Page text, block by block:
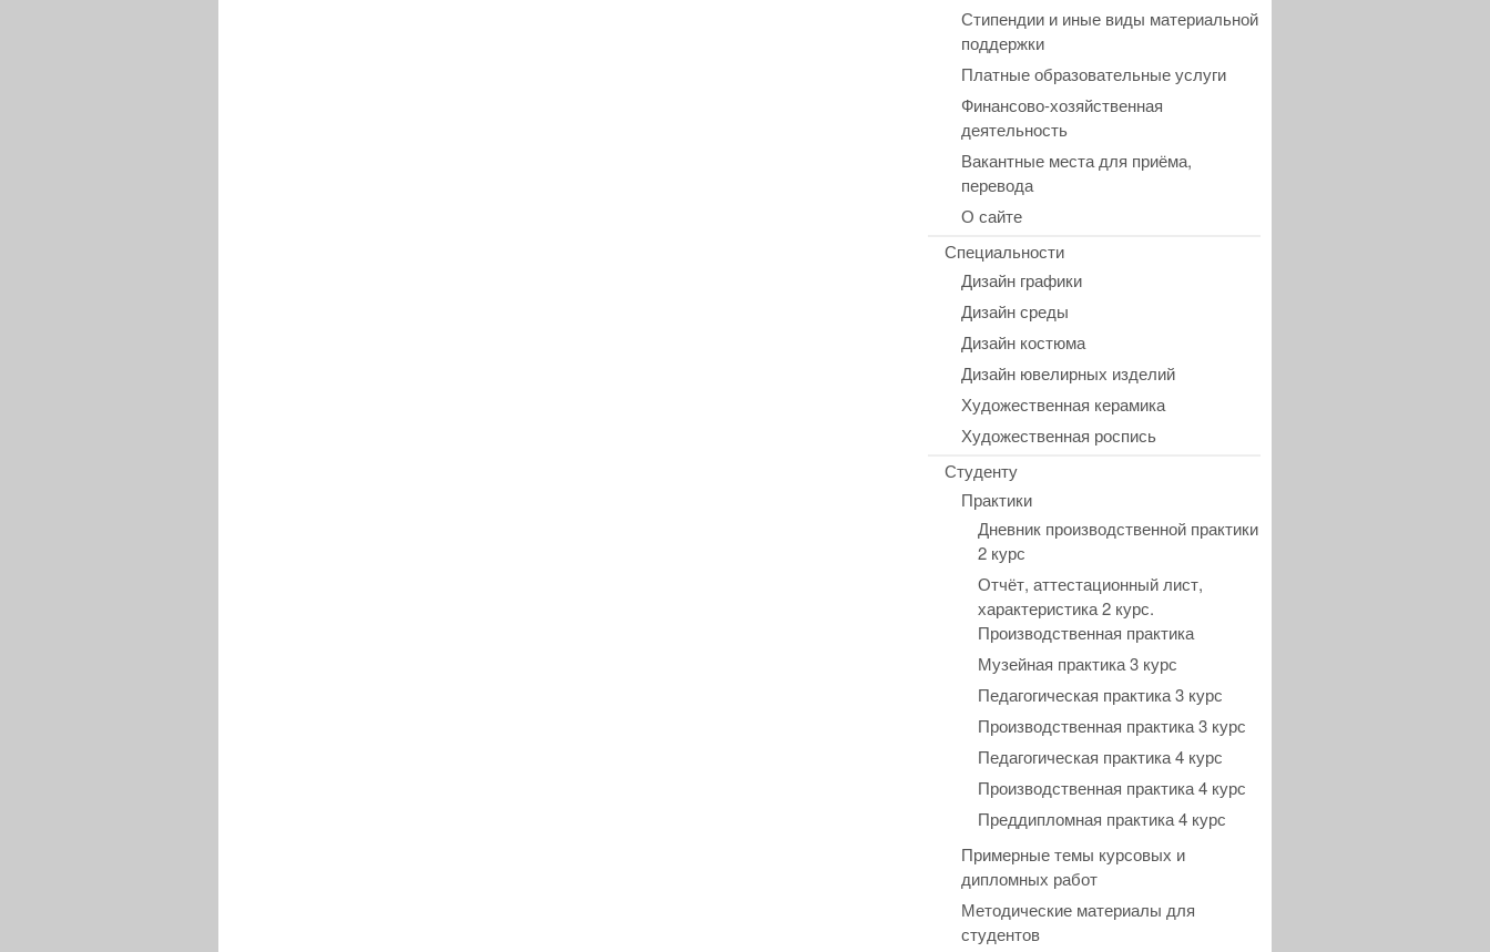
Стипендии и иные виды материальной
поддержки
Платные образовательные услуги
Финансово-хозяйственная
деятельность
Вакантные места для приёма,
перевода
О сайте
Специальности
Дизайн графики
Дизайн среды
Дизайн костюма
Дизайн ювелирных изделий
Художественная керамика
Художественная роспись
Студенту
Практики
Дневник производственной практики
2 курс
Отчёт, аттестационный лист,
характеристика 2 курс.
Производственная практика
Музейная практика 3 курс
Педагогическая практика 3 курс
Производственная практика 3 курс
Педагогическая практика 4 курс
Производственная практика 4 курс
Преддипломная практика 4 курс
Примерные темы курсовых и
дипломных работ
Методические материалы для
студентов